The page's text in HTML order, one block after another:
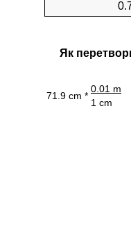
Як
71.9 cm *
0.01 m
1 cm